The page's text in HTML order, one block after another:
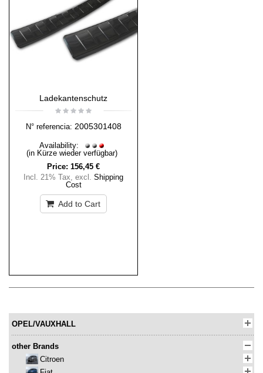
Ladekantenschutz
N° referencia: 2005301408
Availability:
(in Kürze wieder verfügbar)
Price: 156,45 €
Incl. 21% Tax, excl. Shipping
Cost
Add to Cart
OPEL/VAUXHALL
other Brands
Citroen